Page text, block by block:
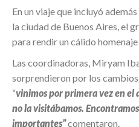
En un viaje que incluyó
la ciudad de Buenos Aires, el
para rendir un cálido
Las coordinadoras, Miryam
sorprendieron por los
“vinimos por primera vez en el
no la visitábamos.
importantes”comentaron.